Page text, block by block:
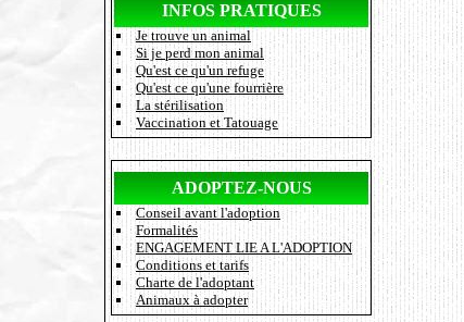
INFOS PRATIQUES
Je trouve un animal
Si je perd mon animal
Qu'est ce qu'un refuge
Qu'est ce qu'une fourrière
La stérilisation
Vaccination et Tatouage
ADOPTEZ-NOUS
Conseil avant l'adoption
Formalités
ENGAGEMENT LIE A L'ADOPTION
Conditions et tarifs
Charte de l'adoptant
Animaux à adopter